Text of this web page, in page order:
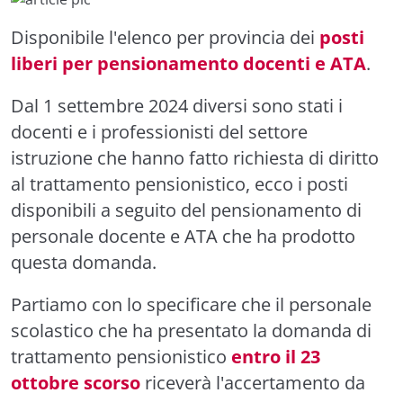
Disponibile l'elenco per provincia dei posti
liberi per pensionamento docenti e ATA.
Dal 1 settembre 2024 diversi sono stati i
docenti e i professionisti del settore
istruzione che hanno fatto richiesta di diritto
al trattamento pensionistico, ecco i posti
disponibili a seguito del pensionamento di
personale docente e ATA che ha prodotto
questa domanda.
Partiamo con lo specificare che il personale
scolastico che ha presentato la domanda di
trattamento pensionistico entro il 23
ottobre scorso riceverà l'accertamento da